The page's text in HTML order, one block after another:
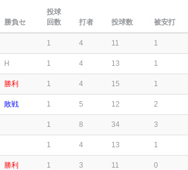
勝負セ
投球
回数
打者 投球数 被安打
1 4 11 1
H 1 4 13 1
勝利 1 4 15 1
敗戦 1 5 12 2
1 8 34 3
1 4 13 1
勝利 1 3 11 0